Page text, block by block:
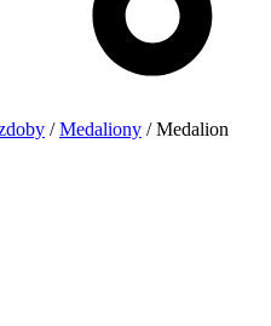
/Medaliony / Medalion